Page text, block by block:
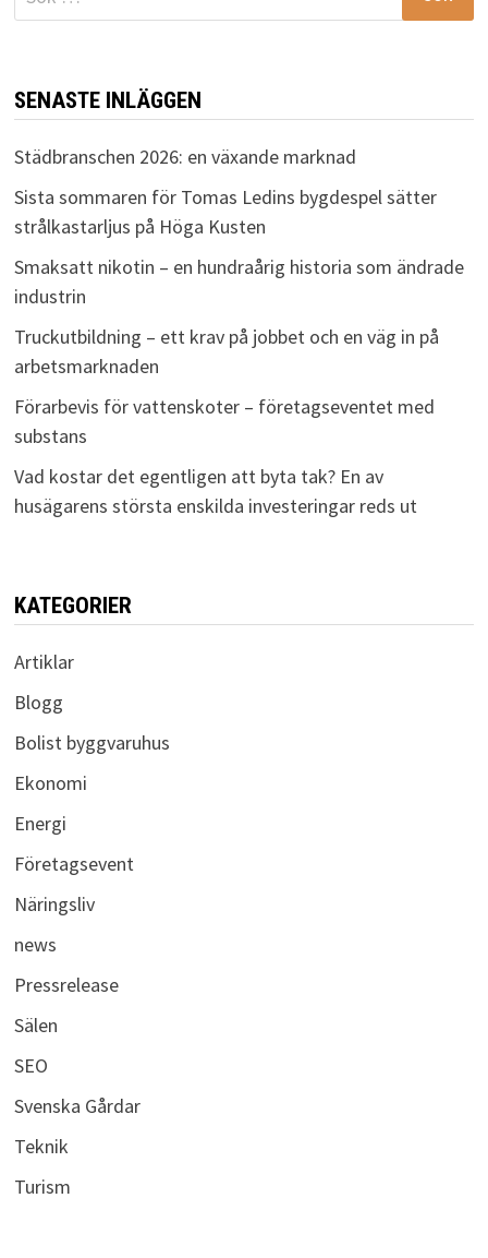
efter:
SENASTE INLÄGGEN
Städbranschen 2026: en växande marknad
Sista sommaren för Tomas Ledins bygdespel sätter
strålkastarljus på Höga Kusten
Smaksatt nikotin – en hundraårig historia som ändrade
industrin
Truckutbildning – ett krav på jobbet och en väg in på
arbetsmarknaden
Förarbevis för vattenskoter – företagseventet med
substans
Vad kostar det egentligen att byta tak? En av
husägarens största enskilda investeringar reds ut
KATEGORIER
Artiklar
Blogg
Bolist byggvaruhus
Ekonomi
Energi
Företagsevent
Näringsliv
news
Pressrelease
Sälen
SEO
Svenska Gårdar
Teknik
Turism